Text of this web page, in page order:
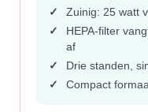
Zuinig: 25 watt
HEPA-filter
af
Drie standen,
Compact